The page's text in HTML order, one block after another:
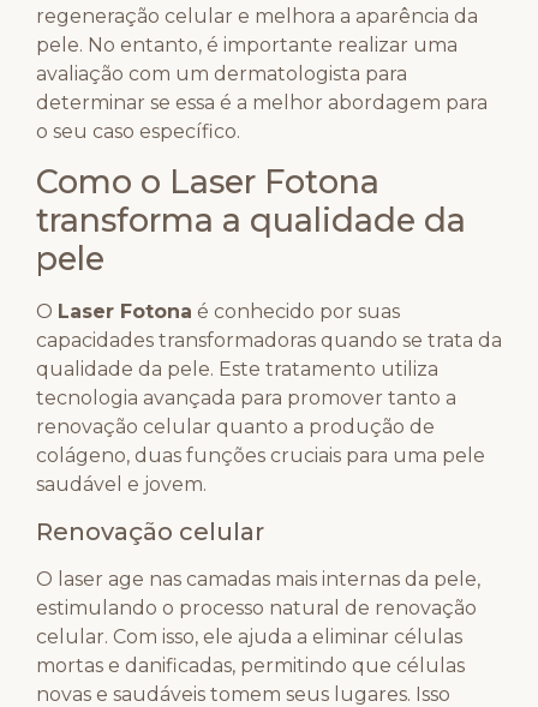
regeneração celular e melhora a aparência da
pele. No entanto, é importante realizar uma
avaliação com um dermatologista para
determinar se essa é a melhor abordagem para
o seu caso específico.
Como o Laser Fotona
transforma a qualidade da
pele
O Laser Fotona é conhecido por suas
capacidades transformadoras quando se trata da
qualidade da pele. Este tratamento utiliza
tecnologia avançada para promover tanto a
renovação celular quanto a produção de
colágeno, duas funções cruciais para uma pele
saudável e jovem.
Renovação celular
O laser age nas camadas mais internas da pele,
estimulando o processo natural de renovação
celular. Com isso, ele ajuda a eliminar células
mortas e danificadas, permitindo que células
novas e saudáveis tomem seus lugares. Isso